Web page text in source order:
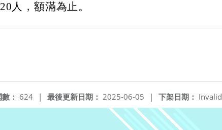
人，額滿為止。
下架日期：
最後更新日期： 2025-06-05 |
： 624 |